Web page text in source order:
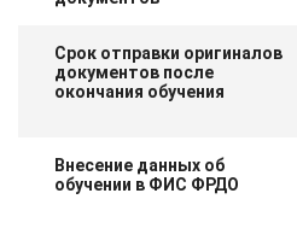
Срок отправки оригиналов
документов после
окончания обучения
Внесение данных об
обучении в ФИС ФРДО